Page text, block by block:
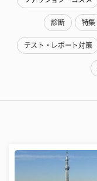
診断 特集
テスト・レポート対策